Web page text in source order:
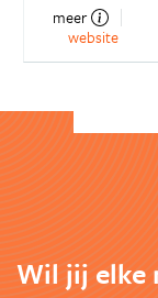
meer
website
Wil jij elke